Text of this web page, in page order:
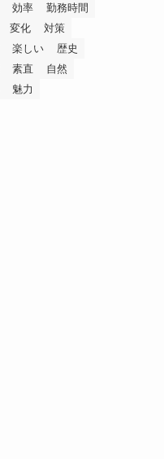
効率
勤務時間
変化
対策
楽しい
歴史
素直
自然
魅力